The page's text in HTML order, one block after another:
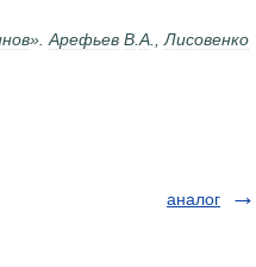
». Арефьев В А
Лисовенко
аналог